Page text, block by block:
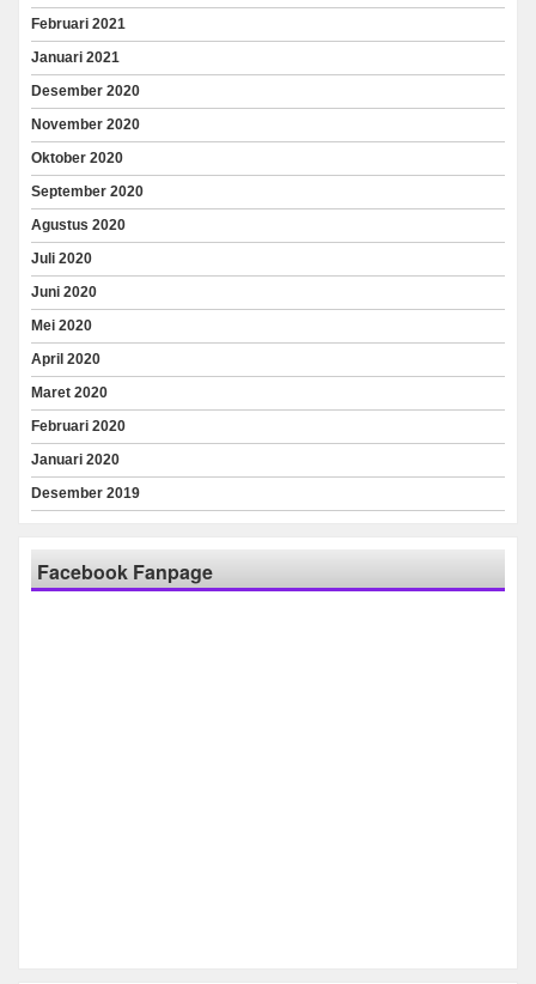
Februari 2021
Januari 2021
Desember 2020
November 2020
Oktober 2020
September 2020
Agustus 2020
Juli 2020
Juni 2020
Mei 2020
April 2020
Maret 2020
Februari 2020
Januari 2020
Desember 2019
Facebook Fanpage